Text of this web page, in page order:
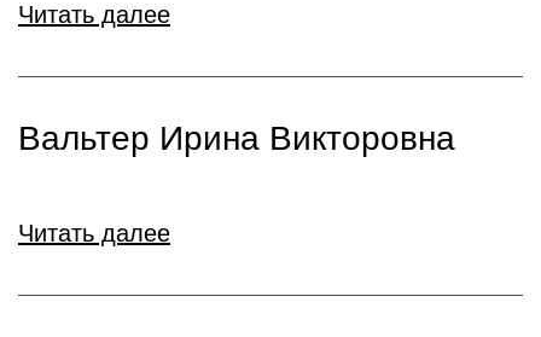
Читать далее
Вальтер Ирина Викторовна
Читать далее